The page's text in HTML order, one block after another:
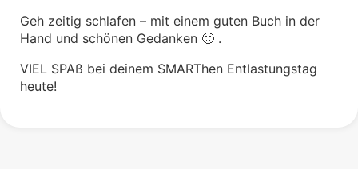
Geh zeitig schlafen – mit einem guten Buch in der
Hand und schönen Gedanken 🙂 .
VIEL SPAß bei deinem SMARThen Entlastungstag
heute!